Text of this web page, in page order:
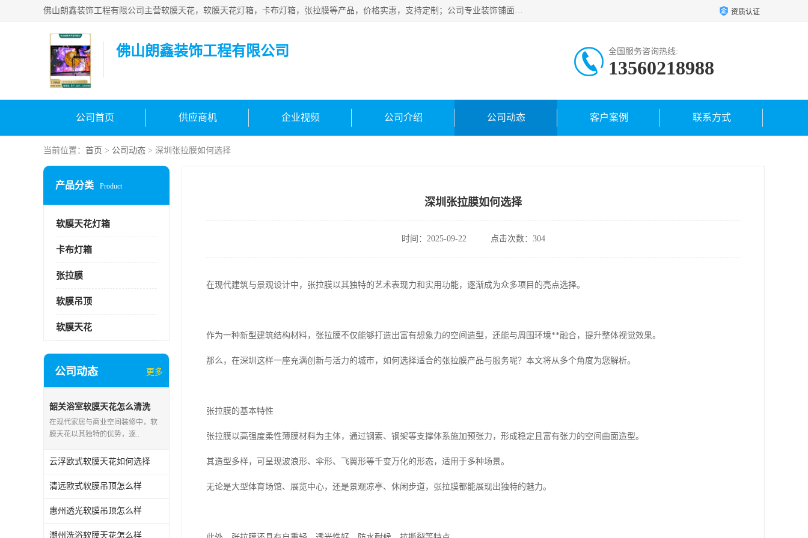
佛山朗鑫装饰工程有限公司主营软膜天花，软膜天花灯箱，卡布灯箱，张拉膜等产品，价格实惠，支持定制；公司专业装饰铺面，家居，会展特装，软膜等工程，技能精良人员，安装快、价格合理，质量保证、热诚与各方有识人士合作，欢迎新老客户来电咨询。 资质认证
佛山朗鑫装饰工程有限公司 全国服务咨询热线:
13560218988
公司首页 供应商机 企业视频 公司介绍 公司动态 客户案例 联系方式
当前位置： 首页 > 公司动态 > 深圳张拉膜如何选择
产品分类 Product
软膜天花灯箱
卡布灯箱
张拉膜
软膜吊顶
软膜天花
公司动态 更多
韶关浴室软膜天花怎么清洗
在现代家居与商业空间装修中，软
膜天花以其独特的优势，逐..
云浮欧式软膜天花如何选择
清远欧式软膜吊顶怎么样
惠州透光软膜吊顶怎么样
潮州洗浴软膜天花怎么样
深圳张拉膜如何选择
时间：2025-09-22 点击次数：304
在现代建筑与景观设计中，张拉膜以其独特的艺术表现力和实用功能，逐渐成为众多项目的亮点选择。
作为一种新型建筑结构材料，张拉膜不仅能够打造出富有想象力的空间造型，还能与周围环境**融合，提升整体视觉效果。
那么，在深圳这样一座充满创新与活力的城市，如何选择适合的张拉膜产品与服务呢？本文将从多个角度为您解析。
张拉膜的基本特性
张拉膜以高强度柔性薄膜材料为主体，通过钢索、钢架等支撑体系施加预张力，形成稳定且富有张力的空间曲面造型。
其造型多样，可呈现波浪形、伞形、飞翼形等千变万化的形态，适用于多种场景。
无论是大型体育场馆、展览中心，还是景观凉亭、休闲步道，张拉膜都能展现出独特的魅力。